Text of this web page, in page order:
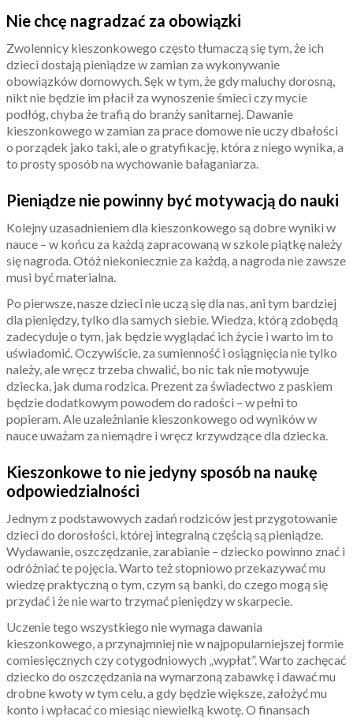
Nie chcę nagradzać za obowiązki
Zwolennicy kieszonkowego często tłumaczą się tym, że ich
dzieci dostają pieniądze w zamian za wykonywanie
obowiązków domowych. Sęk w tym, że gdy maluchy dorosną,
nikt nie będzie im płacił za wynoszenie śmieci czy mycie
podłóg, chyba że trafią do branży sanitarnej. Dawanie
kieszonkowego w zamian za prace domowe nie uczy dbałości
o porządek jako taki, ale o gratyfikację, która z niego wynika, a
to prosty sposób na wychowanie bałaganiarza.
Pieniądze nie powinny być motywacją do nauki
Kolejny uzasadnieniem dla kieszonkowego są dobre wyniki w
nauce – w końcu za każdą zapracowaną w szkole piątkę należy
się nagroda. Otóż niekoniecznie za każdą, a nagroda nie zawsze
musi być materialna.
Po pierwsze, nasze dzieci nie uczą się dla nas, ani tym bardziej
dla pieniędzy, tylko dla samych siebie. Wiedza, którą zdobędą
zadecyduje o tym, jak będzie wyglądać ich życie i warto im to
uświadomić. Oczywiście, za sumienność i osiągnięcia nie tylko
należy, ale wręcz trzeba chwalić, bo nic tak nie motywuje
dziecka, jak duma rodzica. Prezent za świadectwo z paskiem
będzie dodatkowym powodem do radości – w pełni to
popieram. Ale uzależnianie kieszonkowego od wyników w
nauce uważam za niemądre i wręcz krzywdzące dla dziecka.
Kieszonkowe to nie jedyny sposób na naukę
odpowiedzialności
Jednym z podstawowych zadań rodziców jest przygotowanie
dzieci do dorosłości, której integralną częścią są pieniądze.
Wydawanie, oszczędzanie, zarabianie – dziecko powinno znać i
odróżniać te pojęcia. Warto też stopniowo przekazywać mu
wiedzę praktyczną o tym, czym są banki, do czego mogą się
przydać i że nie warto trzymać pieniędzy w skarpecie.
Uczenie tego wszystkiego nie wymaga dawania
kieszonkowego, a przynajmniej nie w najpopularniejszej formie
comiesięcznych czy cotygodniowych „wypłat”. Warto zachęcać
dziecko do oszczędzania na wymarzoną zabawkę i dawać mu
drobne kwoty w tym celu, a gdy będzie większe, założyć mu
konto i wpłacać co miesiąc niewielką kwotę. O finansach